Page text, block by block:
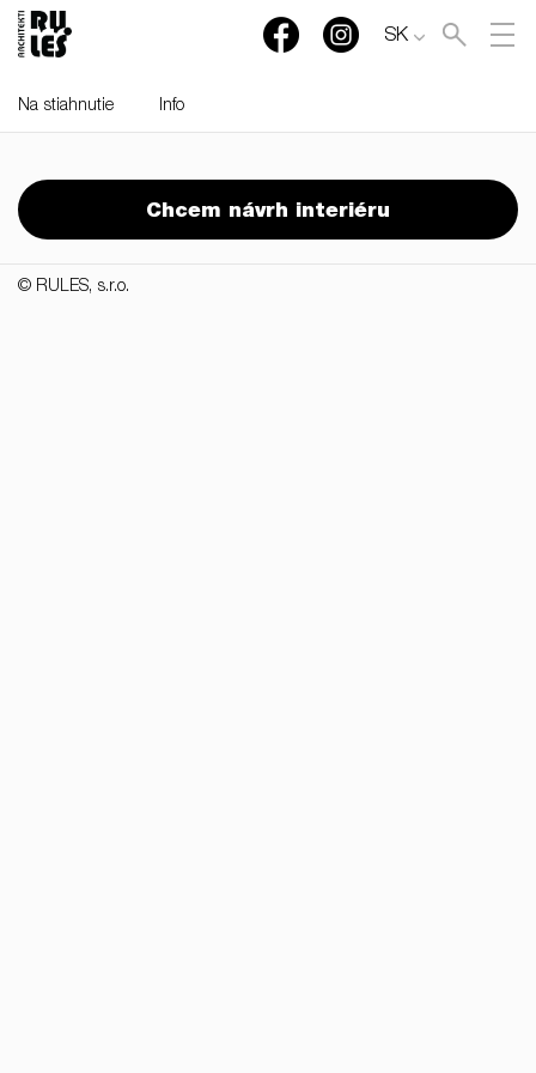
SK
Na stiahnutie Info
Chcem návrh interiéru
RULES, s.r.o., Klincová
37/B, 821 08 Bratislava,
Slovensko
© RULES, s.r.o.